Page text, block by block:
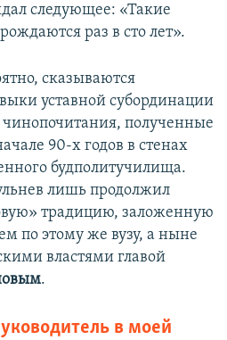
следующее: «Такие
рождаются раз в сто лет».
сказываются
уставной субординации
полученные
90-х годов в стенах
будполитучилища.
лишь продолжил
традицию, заложенную
по этому же вузу, а ныне
властями главой
.
в моей